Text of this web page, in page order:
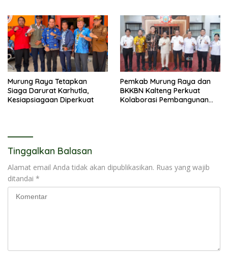
Murung Raya Tetapkan
Siaga Darurat Karhutla,
Kesiapsiagaan Diperkuat
Pemkab Murung Raya dan
BKKBN Kalteng Perkuat
Kolaborasi Pembangunan
Tinggalkan Balasan
Alamat email Anda tidak akan dipublikasikan. Ruas yang wajib
ditandai *